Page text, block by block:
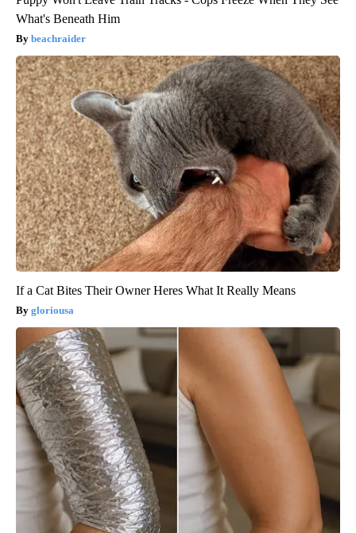
What's Beneath Him
beachraider
If a Cat Bites Their Owner Heres What It Really Means
gloriousa